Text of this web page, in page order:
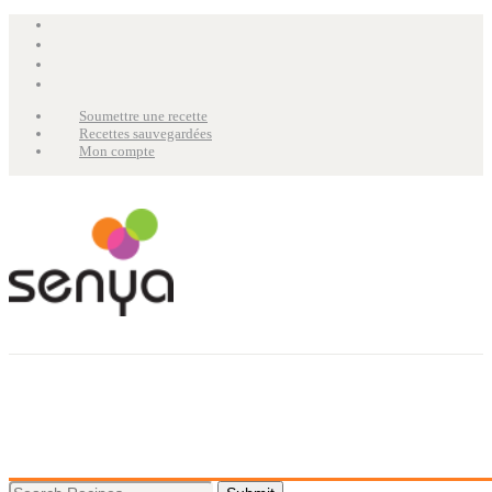
Soumettre une recette
Recettes sauvegardées
Mon compte